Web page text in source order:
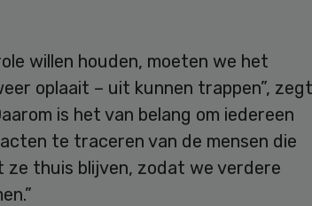
willen houden, moeten we het
oplaait – uit kunnen trappen”, zegt
is het van belang om iedereen
te traceren van de mensen die
ze thuis blijven, zodat we verdere